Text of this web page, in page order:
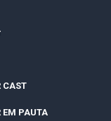
CAST
EM PAUTA